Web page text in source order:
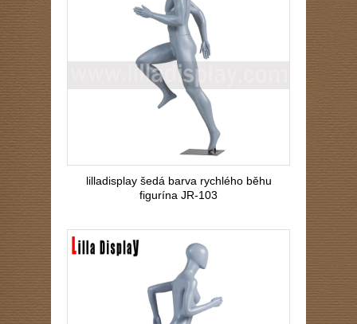
lilladisplay šedá barva rychlého běhu
figurína JR-103